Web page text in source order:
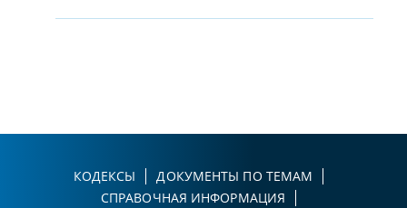
КОДЕКСЫ
ДОКУМЕНТЫ ПО ТЕМАМ
СПРАВОЧНАЯ ИНФОРМАЦИЯ